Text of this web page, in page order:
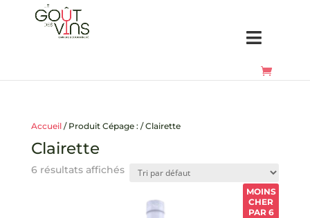
Accueil/ Produit Cépage : / Clairette
Clairette
6 résultats affichés
MOINS
CHER
PAR 6